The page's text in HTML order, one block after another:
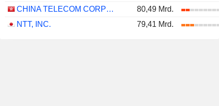
CHINA TELECOM CORPORATION LIMITED
80,49 Mrd.
NTT, INC.
79,41 Mrd.